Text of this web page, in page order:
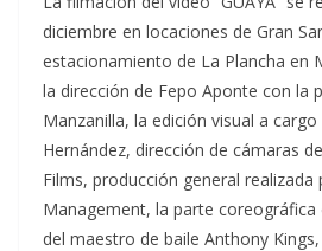
diciembre en locaciones de Gran
estacionamiento de La Plancha en
la dirección de Fepo Aponte con la
Manzanilla, la edición visual a
Hernández, dirección de cámaras
Films, producción general realizada
Management, la parte
del maestro de baile Anthony